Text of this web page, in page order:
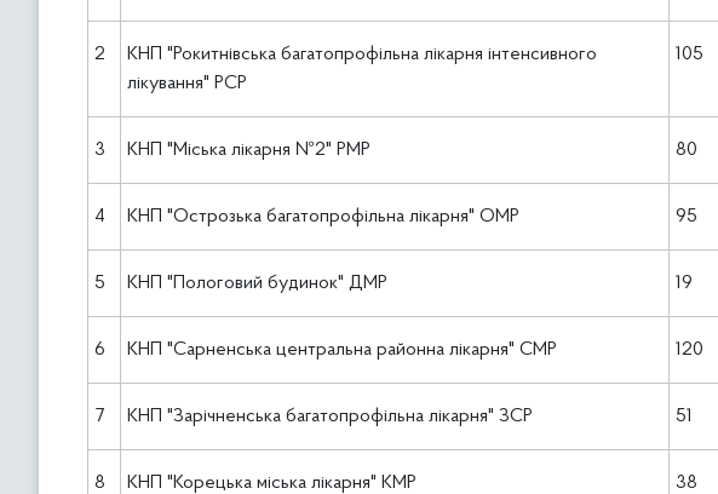
2
КНП "Рокитнівська багатопрофільна лікарня інтенсивного
лікування" РСР
105
3 КНП "Міська лікарня №2" РМР 80
4 КНП "Острозька багатопрофільна лікарня" ОМР 95
5 КНП "Пологовий будинок" ДМР 19
6 КНП "Сарненська центральна районна лікарня" СМР 120
7 КНП "Зарічненська багатопрофільна лікарня" ЗСР 51
8 КНП "Корецька міська лікарня" КМР 38